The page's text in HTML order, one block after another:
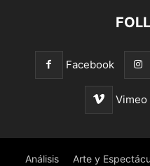
Facebook
Vimeo
Análisis Arte y